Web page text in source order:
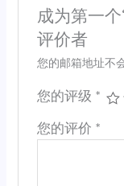
成为第一
评价者
您的邮箱地址不
您的评级 *
您的评价 *